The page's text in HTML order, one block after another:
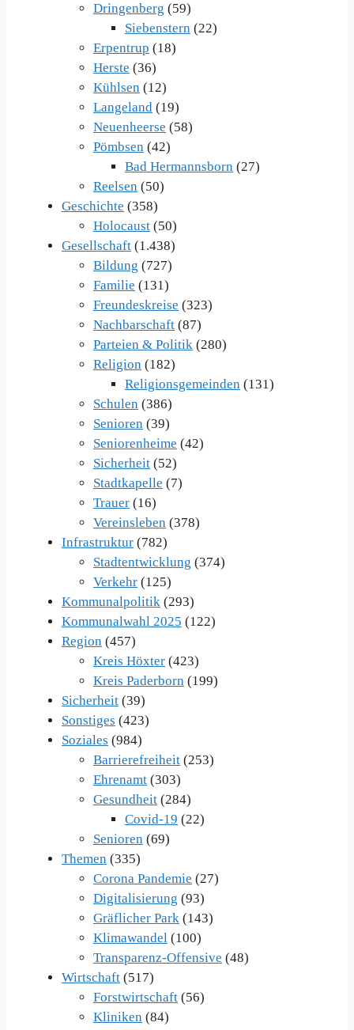
Dringenberg (59)
Siebenstern (22)
Erpentrup (18)
Herste (36)
Kühlsen (12)
Langeland (19)
Neuenheerse (58)
Pömbsen (42)
Bad Hermannsborn (27)
Reelsen (50)
Geschichte (358)
Holocaust (50)
Gesellschaft (1.438)
Bildung (727)
Familie (131)
Freundeskreise (323)
Nachbarschaft (87)
Parteien & Politik (280)
Religion (182)
Religionsgemeinden (131)
Schulen (386)
Senioren (39)
Seniorenheime (42)
Sicherheit (52)
Stadtkapelle (7)
Trauer (16)
Vereinsleben (378)
Infrastruktur (782)
Stadtentwicklung (374)
Verkehr (125)
Kommunalpolitik (293)
Kommunalwahl 2025 (122)
Region (457)
Kreis Höxter (423)
Kreis Paderborn (199)
Sicherheit (39)
Sonstiges (423)
Soziales (984)
Barrierefreiheit (253)
Ehrenamt (303)
Gesundheit (284)
Covid-19 (22)
Senioren (69)
Themen (335)
Corona Pandemie (27)
Digitalisierung (93)
Gräflicher Park (143)
Klimawandel (100)
Transparenz-Offensive (48)
Wirtschaft (517)
Forstwirtschaft (56)
Kliniken (84)